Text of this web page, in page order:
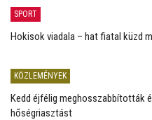
SPORT
Hokisok viadala – hat fiatal küzd
KÖZLEMÉNYEK
Kedd éjfélig meghosszabbították
hőségriasztást